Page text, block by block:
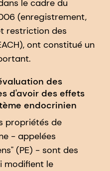
le cadre du
(enregistrement,
restriction des
ont constitué un
des
d'avoir des effets
endocrinien
propriétés de
- appelées
(PE) - sont des
modifient le